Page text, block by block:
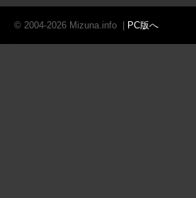
© 2004-2026 Mizuna.info PC版へ